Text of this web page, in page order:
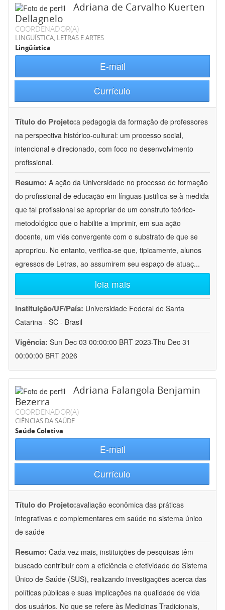
Adriana de Carvalho Kuerten
Dellagnelo
COORDENADOR(A)
LINGÜÍSTICA, LETRAS E ARTES
Lingüística
E-mail
Currículo
Título do Projeto:a pedagogia da formação de professores
na perspectiva histórico-cultural: um processo social,
intencional e direcionado, com foco no desenvolvimento
profissional.
Resumo: A ação da Universidade no processo de formação
do profissional de educação em línguas justifica-se à medida
que tal profissional se apropriar de um construto teórico-
metodológico que o habilite a imprimir, em sua ação
docente, um viés convergente com o substrato de que se
apropriou. No entanto, verifica-se que, tipicamente, alunos
egressos de Letras, ao assumirem seu espaço de atuaç...
leia mais
Instituição/UF/País: Universidade Federal de Santa
Catarina - SC - Brasil
Vigência: Sun Dec 03 00:00:00 BRT 2023-Thu Dec 31
00:00:00 BRT 2026
Adriana Falangola Benjamin
Bezerra
COORDENADOR(A)
CIÊNCIAS DA SAÚDE
Saúde Coletiva
E-mail
Currículo
Título do Projeto:avaliação econômica das práticas
integrativas e complementares em saúde no sistema único
de saúde
Resumo: Cada vez mais, instituições de pesquisas têm
buscado contribuir com a eficiência e efetividade do Sistema
Único de Saúde (SUS), realizando investigações acerca das
políticas públicas e suas implicações na qualidade de vida
dos usuários. No que se refere às Medicinas Tradicionais,